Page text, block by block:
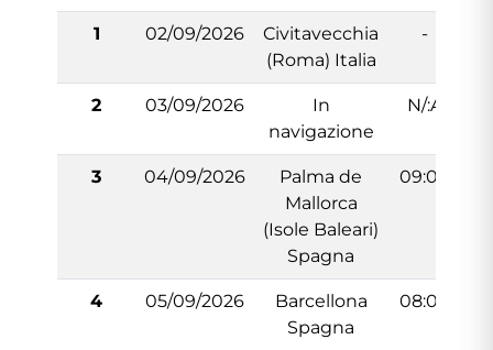
1 02/09/2026
Civitavecchia
(Roma) Italia
-
2 03/09/2026
In
navigazione
N/:A
3 04/09/2026
Palma de
Mallorca
(Isole Baleari)
Spagna
09:00
4 05/09/2026
Barcellona
Spagna
08:00